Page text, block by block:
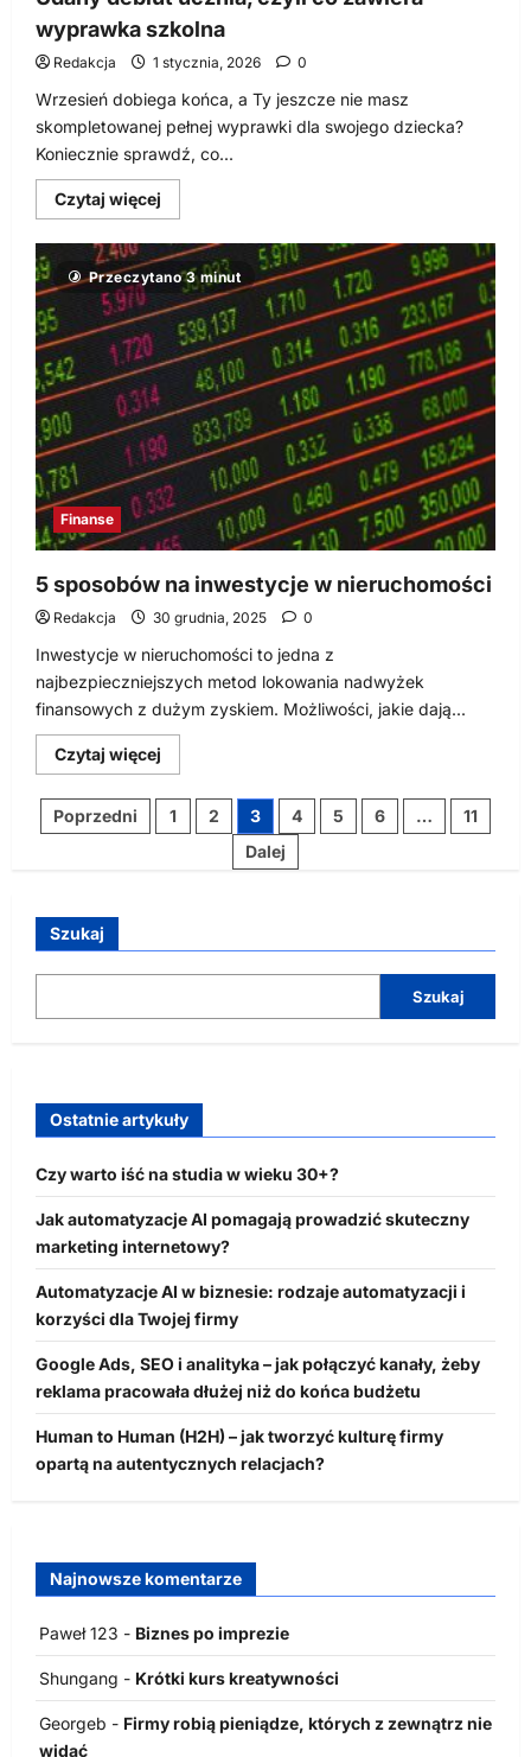
wyprawka szkolna
Redakcja 1 stycznia, 2026 0
Wrzesień dobiega końca, a Ty jeszcze nie masz
skompletowanej pełnej wyprawki dla swojego dziecka?
Koniecznie sprawdź, co...
Czytaj więcej
się
o
Udany
debiut
ucznia,
czyli
co
zawiera
wyprawka
szkolna
Przeczytano 3 minut
Finanse
5 sposobów na inwestycje w nieruchomości
Redakcja 30 grudnia, 2025 0
Inwestycje w nieruchomości to jedna z
najbezpieczniejszych metod lokowania nadwyżek
finansowych z dużym zyskiem. Możliwości, jakie dają...
Czytaj więcej
się
o
5
sposobów
inwestycje
Stronicowanie
Poprzedni 1 2 3 4 5 6 …
11
Dalej
Szukaj
Szukaj
Ostatnie artykuły
Czy warto iść na studia w wieku 30+?
Jak automatyzacje AI pomagają prowadzić skuteczny
marketing internetowy?
Automatyzacje AI w biznesie: rodzaje automatyzacji i
korzyści dla Twojej firmy
Google Ads, SEO i analityka – jak połączyć kanały, żeby
reklama pracowała dłużej niż do końca budżetu
Human to Human (H2H) – jak tworzyć kulturę firmy
opartą na autentycznych relacjach?
Najnowsze komentarze
Paweł 123 - Biznes po imprezie
Shungang - Krótki kurs kreatywności
Georgeb - Firmy robią pieniądze, których z zewnątrz nie
widać